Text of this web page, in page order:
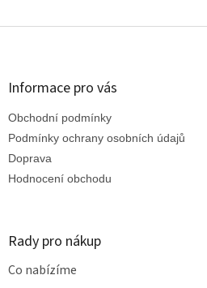
Z
Informace pro vás
Obchodní podmínky
Podmínky ochrany osobních údajů
Doprava
Hodnocení obchodu
Rady pro nákup
Co nabízíme